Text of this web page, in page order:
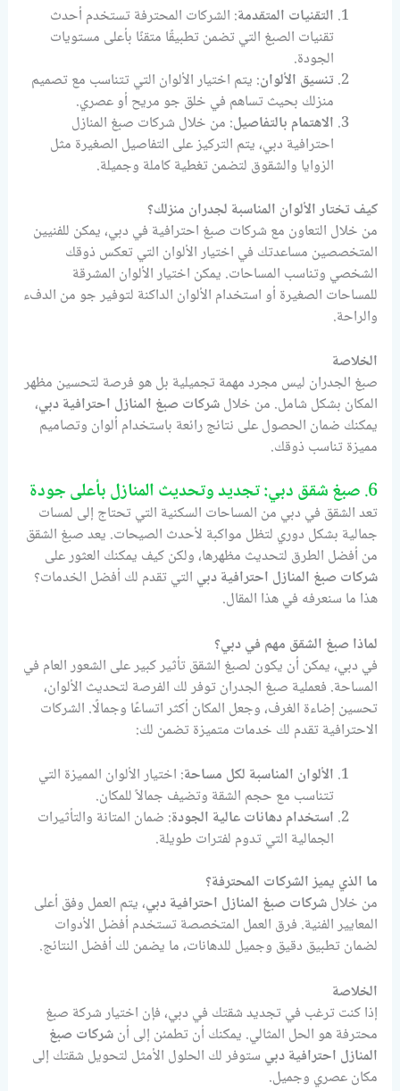
التقنيات المتقدمة: الشركات المحترفة تستخدم أحدث
تقنيات الصبغ التي تضمن تطبيقًا متقنًا بأعلى مستويات
الجودة.
تنسيق الألوان: يتم اختيار الألوان التي تتناسب مع تصميم
منزلك بحيث تساهم في خلق جو مريح أو عصري.
الاهتمام بالتفاصيل: من خلال شركات صبغ المنازل
احترافية دبي، يتم التركيز على التفاصيل الصغيرة مثل
الزوايا والشقوق لتضمن تغطية كاملة وجميلة.
كيف تختار الألوان المناسبة لجدران منزلك؟
من خلال التعاون مع شركات صبغ احترافية في دبي، يمكن للفنيين
المتخصصين مساعدتك في اختيار الألوان التي تعكس ذوقك
الشخصي وتناسب المساحات. يمكن اختيار الألوان المشرقة
للمساحات الصغيرة أو استخدام الألوان الداكنة لتوفير جو من الدفء
والراحة.
الخلاصة
صبغ الجدران ليس مجرد مهمة تجميلية بل هو فرصة لتحسين مظهر
المكان بشكل شامل. من خلالشركات صبغ المنازل احترافية دبي،
يمكنك ضمان الحصول على نتائج رائعة باستخدام ألوان وتصاميم
مميزة تناسب ذوقك.
6. صبغ شقق دبي: تجديد وتحديث المنازل بأعلى جودة
تعد الشقق في دبي من المساحات السكنية التي تحتاج إلى لمسات
جمالية بشكل دوري لتظل مواكبة لأحدث الصيحات. يعد صبغ الشقق
من أفضل الطرق لتحديث مظهرها، ولكن كيف يمكنك العثور على
شركات صبغ المنازل احترافية دبي التي تقدم لك أفضل الخدمات؟
هذا ما سنعرفه في هذا المقال.
لماذا صبغ الشقق مهم في دبي؟
في دبي، يمكن أن يكون لصبغ الشقق تأثير كبير على الشعور العام في
المساحة. فعملية صبغ الجدران توفر لك الفرصة لتحديث الألوان،
تحسين إضاءة الغرف، وجعل المكان أكثر اتساعًا وجمالًا. الشركات
الاحترافية تقدم لك خدمات متميزة تضمن لك:
الألوان المناسبة لكل مساحة: اختيار الألوان المميزة التي
تتناسب مع حجم الشقة وتضيف جمالاً للمكان.
استخدام دهانات عالية الجودة: ضمان المتانة والتأثيرات
الجمالية التي تدوم لفترات طويلة.
ما الذي يميز الشركات المحترفة؟
من خلالشركات صبغ المنازل احترافية دبي، يتم العمل وفق أعلى
المعايير الفنية. فرق العمل المتخصصة تستخدم أفضل الأدوات
لضمان تطبيق دقيق وجميل للدهانات، ما يضمن لك أفضل النتائج.
الخلاصة
إذا كنت ترغب في تجديد شقتك في دبي، فإن اختيار شركة صبغ
محترفة هو الحل المثالي. يمكنك أن تطمئن إلى أنشركات صبغ
المنازل احترافية دبي ستوفر لك الحلول الأمثل لتحويل شقتك إلى
مكان عصري وجميل.